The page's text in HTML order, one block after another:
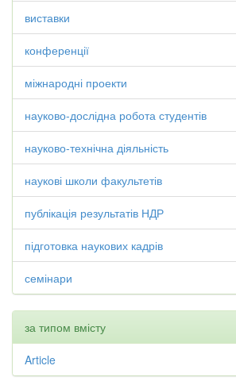
виставки
конференції
міжнародні проекти
науково-дослідна робота студентів
науково-технічна діяльність
наукові школи факультетів
публікація результатів НДР
підготовка наукових кадрів
семінари
за типом вмісту
Article